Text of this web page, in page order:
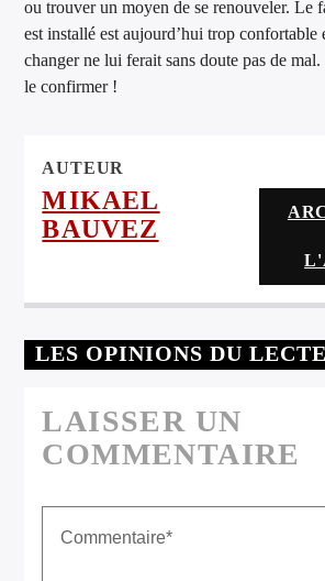
ou trouver un moyen de se renouveler. Le
est installé est aujourd’hui trop confortable
changer ne lui ferait sans doute pas de mal.
le confirmer !
AUTEUR
MIKAEL
BAUVEZ
LES OPINIONS DU
LAISSER UN
COMMENTAIRE